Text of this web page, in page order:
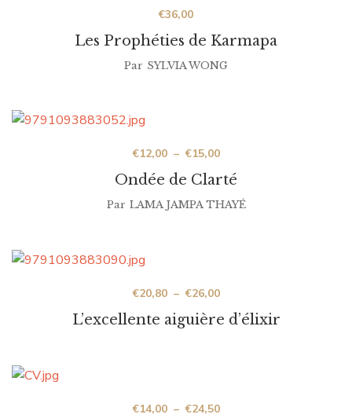
Les Prophéties de Karmapa
€36,00
Par SYLVIA WONG
Ondée de Clarté
€12,00 – €15,00
Par LAMA JAMPA THAYÉ
L’excellente aiguière d’élixir
€20,80 – €26,00
€14,00 – €24,50